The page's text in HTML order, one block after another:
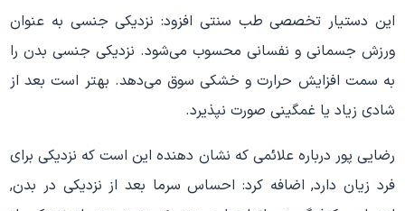
این دستیار تخصصی طب سنتی افزود: نزدیکی جنسی به عنوان
ورزش جسمانی و نفسانی محسوب می‌شود. نزدیکی جنسی بدن را
به سمت افزایش حرارت و خشکی سوق می‌دهد. بهتر است بعد از
شادی زیاد یا غمگینی صورت نپذیرد.
رضایی پور درباره علائمی که نشان دهنده این است که نزدیکی برای
فرد زیان دارد, اضافه کرد: احساس سرما بعد از نزدیکی در بدن,